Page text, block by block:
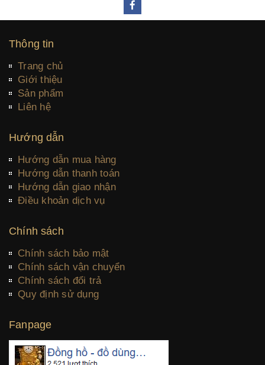
Thông tin
Trang chủ
Giới thiệu
Sản phẩm
Liên hệ
Hướng dẫn
Hướng dẫn mua hàng
Hướng dẫn thanh toán
Hướng dẫn giao nhận
Điều khoản dịch vụ
Chính sách
Chính sách bảo mật
Chính sách vận chuyển
Chính sách đổi trả
Quy định sử dụng
Fanpage